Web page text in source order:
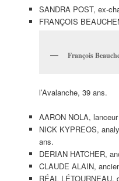
SANDRA POST, ex-
FRANÇOIS
François
l’Avalanche, 39 ans.
AARON NOLA,
NICK KYPREOS,
ans.
DERIAN HATCHER,
CLAUDE ALAIN,
RÉAL LÉTOURNEAU,